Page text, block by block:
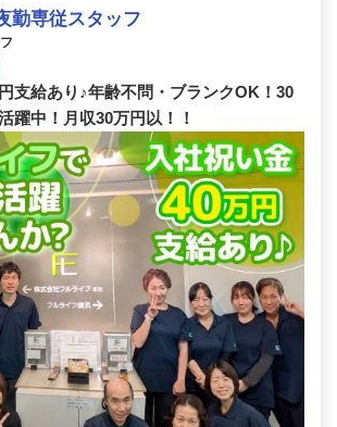
勤専従スタッフ
支給あり♪年齢不問・ブランクOK！30
躍中！月収30万円以！！